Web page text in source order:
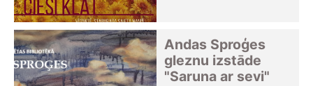
Andas Sproģes
gleznu izstāde
"Saruna ar sevi"